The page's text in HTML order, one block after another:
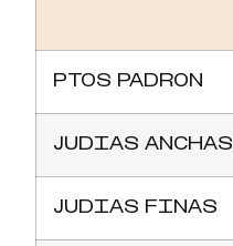
PTOS PADRON
JUDIAS ANCHAS
JUDIAS FINAS